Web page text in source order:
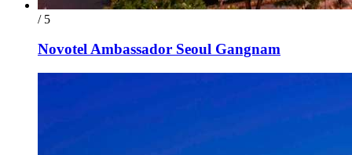
/ 5
Novotel Ambassador Seoul Gangnam